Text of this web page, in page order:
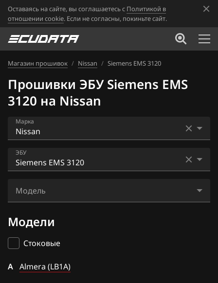
Оставаясь на сайте, вы соглашаетесь с Политикой в
отношении cookie. Если не согласны, покиньте сайт.
Магазин прошивок / Nissan / Siemens EMS 3120
Прошивки ЭБУ Siemens EMS
3120 на Nissan
Марка
Acura
Alfa Romeo
ATLAS
BAIC
BAW
Bentley
ЭБУ
Bosch EDC17C84
Bosch MD1CS006
Bosch ME17.9.51
Модель
Модели
Стоковые
A Almera (LB1A)